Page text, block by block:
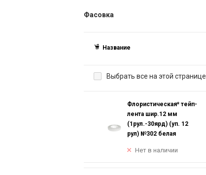
Фасовка
Название
Выбрать все на этой странице
Флористическая* тейп-
лента шир.12 мм
(1рул.-30ярд) (уп. 12
рул) №302 белая
Нет в наличии